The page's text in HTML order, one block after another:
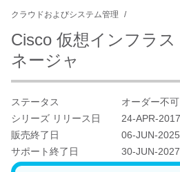
クラウドおよびシステム管理
Cisco 仮想インフラ
ネージャ
ステータス オーダー不可
シリーズ リリース日
24-APR-2017
販売終了日
06-JUN-2025
サポート終了日
30-JUN-2027